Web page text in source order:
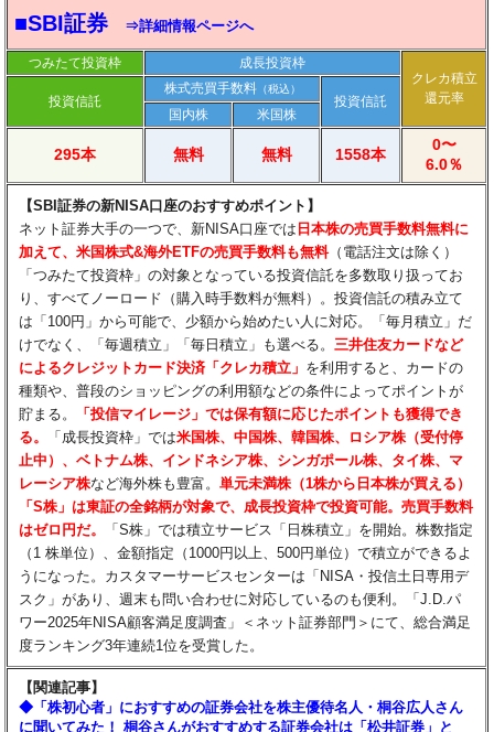
■SBI証券 ⇒詳細情報ページへ
つみたて投資枠
成長投資枠
クレカ積立
還元率
投資信託
株式売買手数料（税込）
投資信託
国内株
米国株
295本 無料 無料 1558本
0〜
6.0％
【SBI証券の新NISA口座のおすすめポイント】
ネット証券大手の一つで、新NISA口座では 日本株の売買手数料無料に
加えて、米国株式&海外ETFの売買手数料も無料（電話注文は除く）
「つみたて投資枠」の対象となっている投資信託を多数取り扱ってお
り、すべてノーロード（購入時手数料が無料）。投資信託の積み立て
は「100円」から可能で、少額から始めたい人に対応。「毎月積立」だ
けでなく、「毎週積立」「毎日積立」も選べる。 三井住友カードなど
によるクレジットカード決済「クレカ積立」 を利用すると、カードの
種類や、普段のショッピングの利用額などの条件によってポイントが
貯まる。
「投信マイレージ」では保有額に応じたポイントも獲得でき
る。
「成長投資枠」では米国株、中国株、韓国株、ロシア株（受付停
止中）、ベトナム株、インドネシア株、シンガポール株、タイ株、マ
レーシア株など海外株も豊富。単元未満株（1株から日本株が買える）
「S株」は東証の全銘柄が対象で、成長投資枠で投資可能。売買手数料
はゼロ円だ。
「S株」では積立サービス「日株積立」を開始。株数指定
（1 株単位）、金額指定（1000円以上、500円単位）で積立ができるよ
うになった。カスタマーサービスセンターは「NISA・投信土日専用デ
スク」があり、週末も問い合わせに対応しているのも便利。「J.D.パ
ワー2025年NISA顧客満足度調査」＜ネット証券部門＞にて、総合満足
度ランキング3年連続1位を受賞した。
【関連記事】
◆「株初心者」におすすめの証券会社を株主優待名人・桐谷広人さん
に聞いてみた！ 桐谷さんがおすすめする証券会社は「松井証券」と